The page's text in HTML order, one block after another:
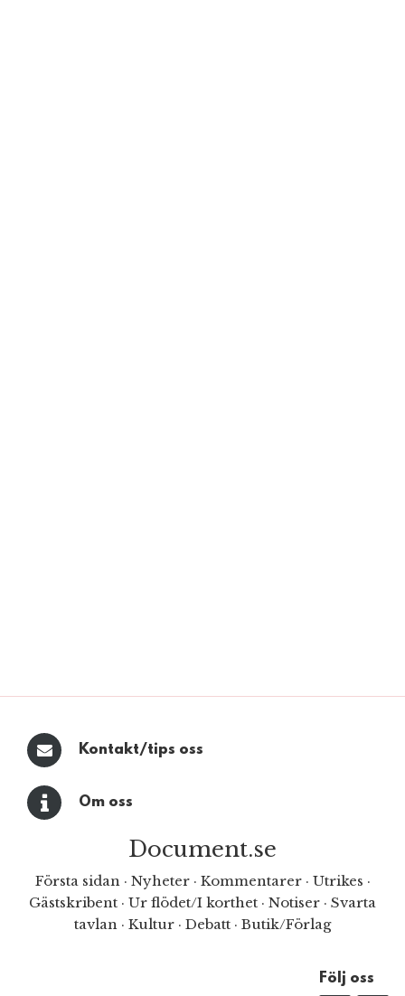
Kontakt/tips oss
Om oss
Document.se
Första sidan· Nyheter· Kommentarer· Utrikes ·
Gästskribent · Ur flödet/I korthet · Notiser · Svarta
tavlan · Kultur · Debatt · Butik/Förlag
Följ oss